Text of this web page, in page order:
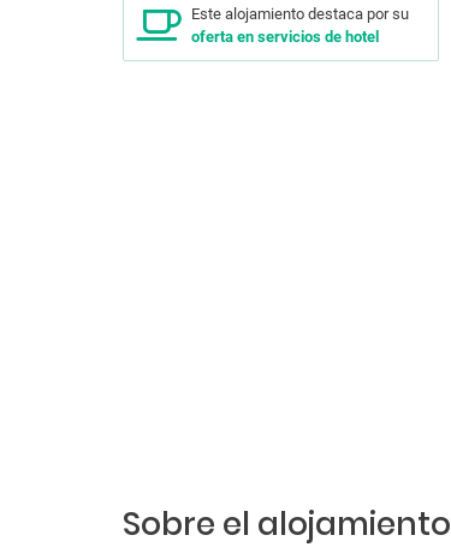
Este alojamiento destaca por su
oferta en servicios de hotel
Sobre el alojamiento